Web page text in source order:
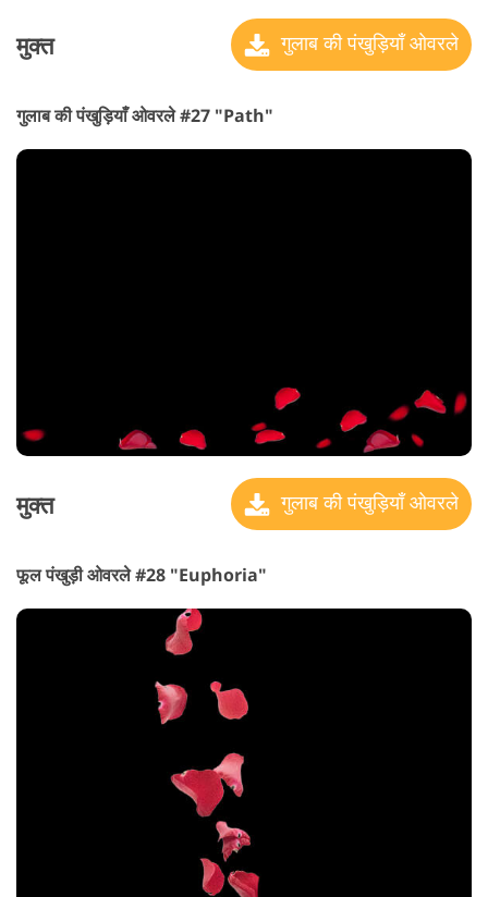
मुक्त गुलाब की पंखुड़ियाँ ओवरले
गुलाब की पंखुड़ियाँ ओवरले #27 "Path"
मुक्त गुलाब की पंखुड़ियाँ ओवरले
फूल पंखुड़ी ओवरले #28 "Euphoria"